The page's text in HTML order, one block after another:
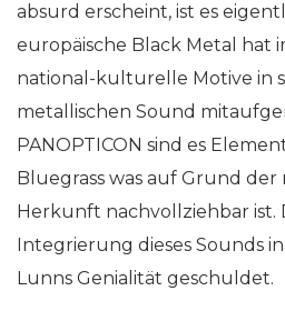
absurd erscheint, ist es
europäische Black Metal hat
national-kulturelle Motive in
metallischen Sound
PANOPTICON sind es
Bluegrass was auf Grund
Herkunft nachvollziehbar ist.
Integrierung dieses Sounds
Lunns Genialität geschuldet.